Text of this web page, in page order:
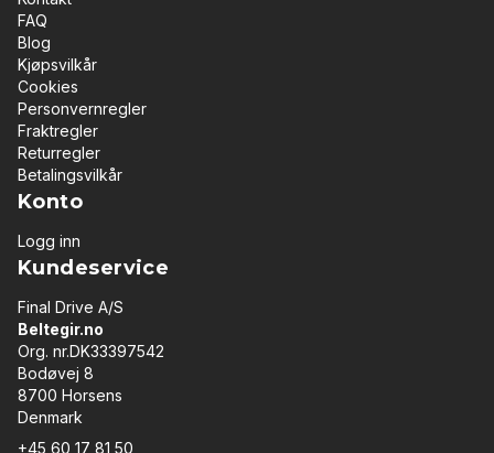
FAQ
Blog
Kjøpsvilkår
Cookies
Personvernregler
Fraktregler
Returregler
Betalingsvilkår
Konto
Logg inn
Kundeservice
Final Drive A/S
Beltegir.no
Org. nr.DK33397542
Bodøvej 8
8700 Horsens
Denmark
+45 60 17 81 50